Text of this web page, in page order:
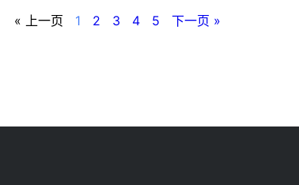
« 上一页 1 2 3 4 5 下一页 »